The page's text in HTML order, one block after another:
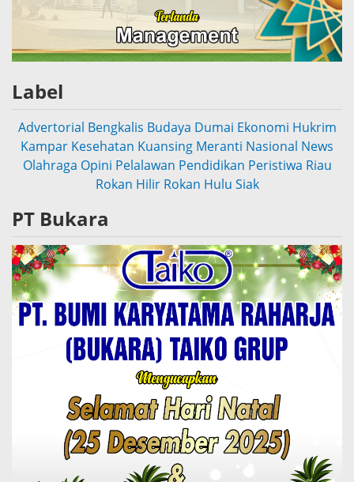
Label
Advertorial Bengkalis Budaya Dumai Ekonomi Hukrim
Kampar Kesehatan Kuansing Meranti Nasional News
Olahraga Opini Pelalawan Pendidikan Peristiwa Riau
Rokan Hilir Rokan Hulu Siak
PT Bukara